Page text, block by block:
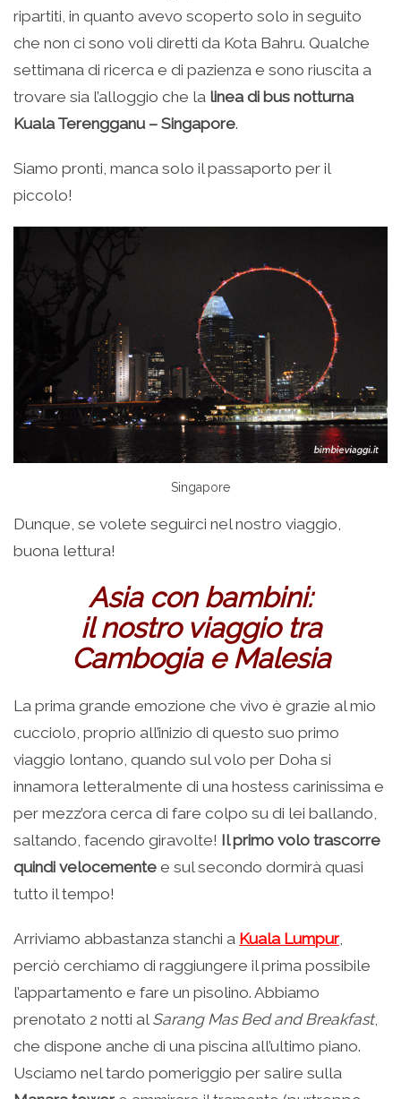
ripartiti, in quanto avevo scoperto solo in seguito
che non ci sono voli diretti da Kota Bahru. Qualche
settimana di ricerca e di pazienza e sono riuscita a
trovare sia l’alloggio che la linea di bus notturna
Kuala Terengganu – Singapore.
Siamo pronti, manca solo il passaporto per il
piccolo!
Singapore
Dunque, se volete seguirci nel nostro viaggio,
buona lettura!
Asia con bambini:
il nostro viaggio tra
Cambogia e Malesia
La prima grande emozione che vivo è grazie al mio
cucciolo, proprio all’inizio di questo suo primo
viaggio lontano, quando sul volo per Doha si
innamora letteralmente di una hostess carinissima e
per mezz’ora cerca di fare colpo su di lei ballando,
saltando, facendo giravolte! Il primo volo trascorre
quindi velocemente e sul secondo dormirà quasi
tutto il tempo!
Arriviamo abbastanza stanchi a Kuala Lumpur,
perciò cerchiamo di raggiungere il prima possibile
l’appartamento e fare un pisolino. Abbiamo
prenotato 2 notti al Sarang Mas Bed and Breakfast,
che dispone anche di una piscina all’ultimo piano.
Usciamo nel tardo pomeriggio per salire sulla